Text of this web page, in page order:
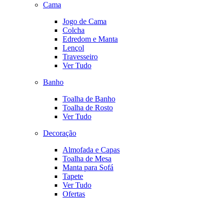
Cama
Jogo de Cama
Colcha
Edredom e Manta
Lençol
Travesseiro
Ver Tudo
Banho
Toalha de Banho
Toalha de Rosto
Ver Tudo
Decoração
Almofada e Capas
Toalha de Mesa
Manta para Sofá
Tapete
Ver Tudo
Ofertas